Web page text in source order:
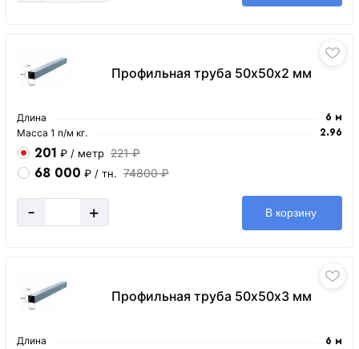
Профильная труба 50х50х2 мм
Длина 6 м
Масса 1 п/м кг. 2.96
201 ₽ / метр 221 ₽
68 000 ₽ / тн. 74800 ₽
- + В корзину
Профильная труба 50х50х3 мм
Длина 6 м